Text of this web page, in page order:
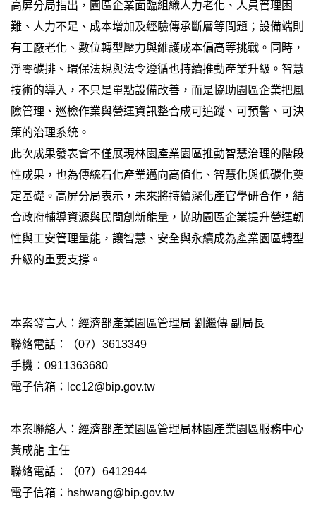
高屏分局指出，園區企業面臨組織人力老化、人員管理困
難、人力不足、成本增加及經驗傳承斷層等問題；設備端則
有工廠老化、數位轉型壓力與維護成本偏高等挑戰。同時，
淨零碳排、環保法規與法令遵循也持續推動產業升級。智慧
技術的導入，不只是單點設備改善，而是協助園區企業把風
險管理、巡檢作業與營運資訊整合成可追蹤、可預警、可決
策的治理系統。
此次成果發表會不僅展現林園產業園區推動智慧治理的階段
性成果，也為傳統石化產業邁向高值化、智慧化與低碳化奠
定基礎。高屏分局表示，未來將持續深化產官學研合作，結
合政府輔導資源與民間創新能量，協助園區企業提升營運韌
性與工安管理量能，讓智慧、安全與永續成為產業園區轉型
升級的重要支撐。
本案發言人：經濟部產業園區管理局 劉繼傳 副局長
聯絡電話：（07）3613349
手機：0911363680
電子信箱：lcc12@bip.gov.tw
本案聯絡人：經濟部產業園區管理局林園產業園區服務中心
黃成龍 主任
聯絡電話：（07）6412944
電子信箱：hshwang@bip.gov.tw